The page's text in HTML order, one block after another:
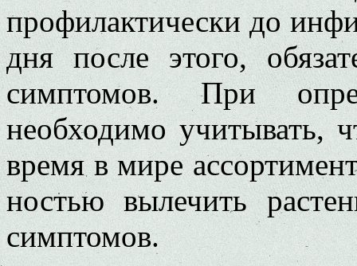
профилактически до
дня после этого,
симптомов. При
необходимо учитывать,
время в мире
ностью вылечить
симпто­мов.